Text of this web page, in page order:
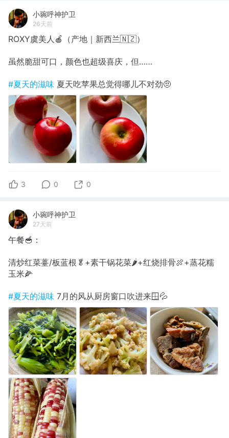
小琬呼神护卫
26天前
ROXY虞美人🍎（产地｜新西兰🇳🇿）
虽然脆甜可口，颜色也超级喜庆，但……
#夏天的滋味 夏天吃苹果总觉得哪儿不对劲🤨
3 0 0
小琬呼神护卫
27天前
午餐🥣：
清炒红菜薹/板蓝根🥬+素干锅花菜🌶️+红烧排骨🍖+蒸花糯
玉米🌽
#夏天的滋味 7月的风从厨房窗口吹进来🪟💦